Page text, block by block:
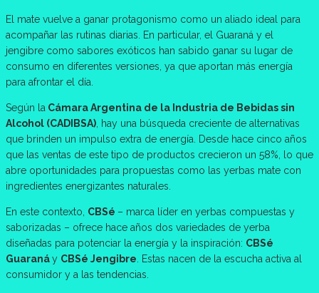
El mate vuelve a ganar protagonismo como un aliado ideal para
acompañar las rutinas diarias. En particular, el Guaraná y el
jengibre como sabores exóticos han sabido ganar su lugar de
consumo en diferentes versiones, ya que aportan más energía
para afrontar el día.
Según la Cámara Argentina de la Industria de Bebidas sin
Alcohol (CADIBSA) , hay una búsqueda creciente de alternativas
que brinden un impulso extra de energía. Desde hace cinco años
que las ventas de este tipo de productos crecieron un 58%, lo que
abre oportunidades para propuestas como las yerbas mate con
ingredientes energizantes naturales.
En este contexto, CBSé – marca líder en yerbas compuestas y
saborizadas – ofrece hace años dos variedades de yerba
diseñadas para potenciar la energía y la inspiración: CBSé
Guaranáy CBSé Jengibre . Estas nacen de la escucha activa al
consumidor y a las tendencias.